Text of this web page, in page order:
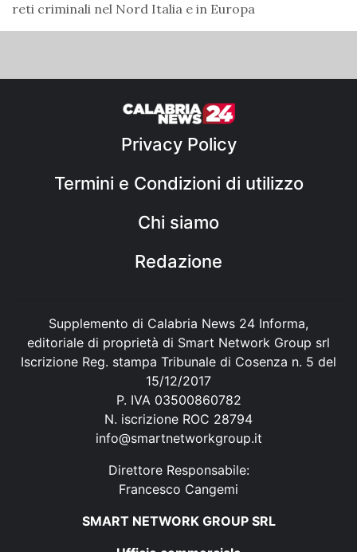
reti criminali nel Nord Italia e in Europa
Privacy Policy
Termini e Condizioni di utilizzo
Chi siamo
Redazione
Supplemento di Calabria News 24 Informa,
editoriale di proprietà di Smart Network Group srl
Iscrizione Reg. stampa Tribunale di Cosenza n. 5 del
15/12/2017
P. IVA 03500860782
N. iscrizione ROC 28794
info@smartnetworkgroup.it
Direttore Responsabile:
Francesco Cangemi
SMART NETWORK GROUP SRL